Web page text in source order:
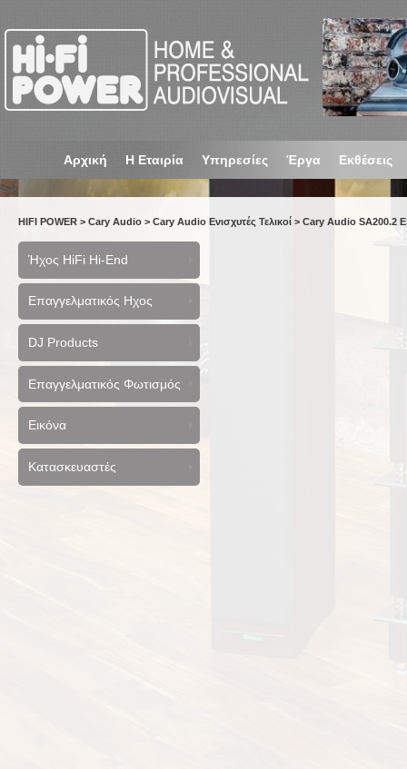
Αρχική Η Εταιρία Υπηρεσίες Έργα Εκθέσεις
HIFI POWER > Cary Audio > Cary Audio Ενισχυτές Τελικοί > Cary Audio SA200.2
Ήχος HiFi Hi-End
Επαγγελματικός Ηχος
DJ Products
Επαγγελματικός Φωτισμός
Εικόνα
Κατασκευαστές